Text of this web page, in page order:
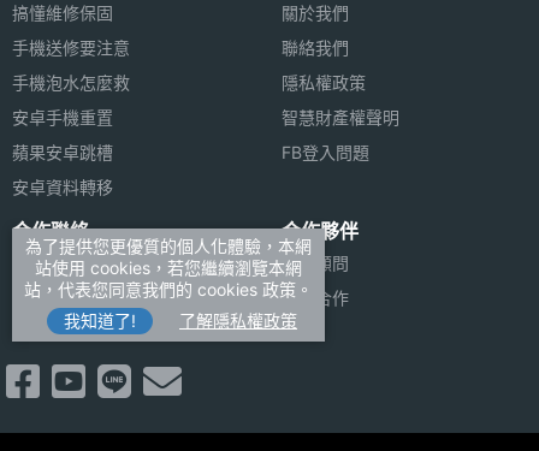
搞懂維修保固
手機送修要注意
手機泡水怎麼救
安卓手機重置
蘋果安卓跳槽
安卓資料轉移
關於我們
聯絡我們
隱私權政策
智慧財產權聲明
FB登入問題
合作聯絡
廣告刊登
加入商店報價
新聞聯絡
合作夥伴
法律顧問
媒體合作
為了提供您更優質的個人化體驗，本網
站使用 cookies，若您繼續瀏覽本網
站，代表您同意我們的 cookies 政策。
我知道了!
了解隱私權政策